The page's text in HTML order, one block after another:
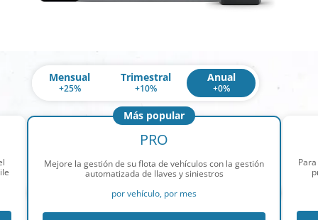
Mensual
+25%
Trimestral
+10%
Anual
+0%
Más popular
PRO
Mejore la gestión de su flota de vehículos con la gestión
automatizada de llaves y siniestros
por vehículo, por mes